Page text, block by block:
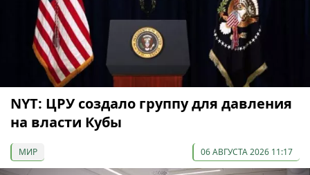
NYT: ЦРУ создало группу для давления
на власти Кубы
МИР 06 АВГУСТА 2026 11:17